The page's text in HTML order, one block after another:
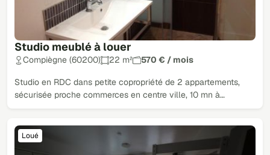
Studio meublé à louer
Compiègne (60200) 22 m² 570 € / mois
Studio en RDC dans petite copropriété de 2 appartements,
sécurisée proche commerces en centre ville, 10 mn à…
Loué